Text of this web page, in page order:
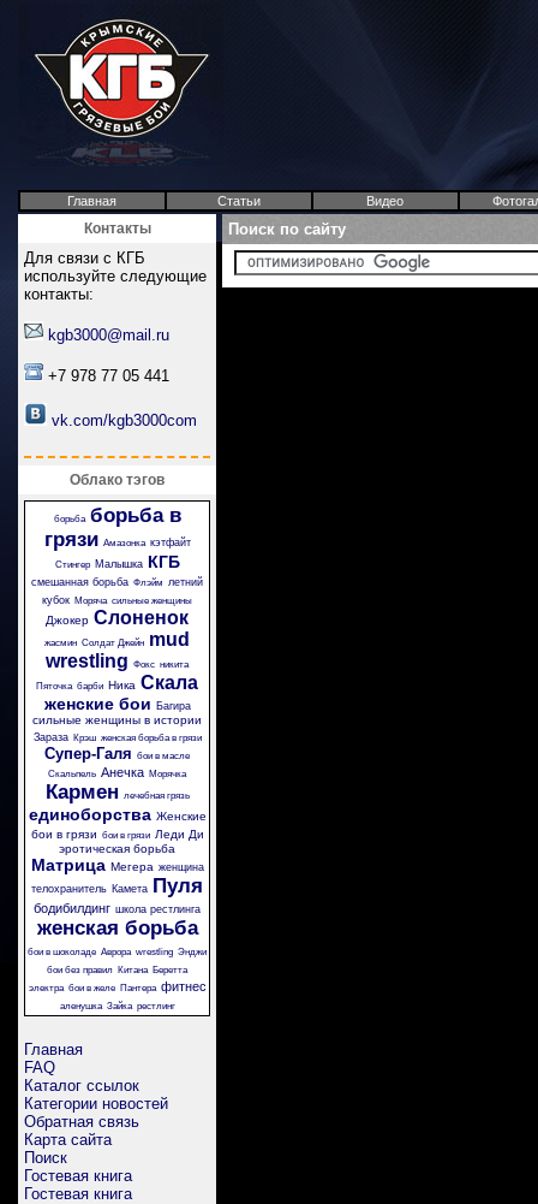
Главная Статьи Видео
Контакты
Для связи с КГБ
используйте следующие
контакты:
kgb3000@mail.ru
+7 978 77 05 441
vk.com/kgb3000com
Облако тэгов
борьба борьба в
грязи Амазонка кэтфайт
Стингер Малышка КГБ
смешанная борьба Флэйм летний
кубок Моряча сильные женщины
Джокер Слоненок
жасмин Солдат Джейн mud
wrestling Фокс никита
Пяточка барби Ника Скала
женские бои Багира
сильные женщины в истории
Зараза Крэш женская борьба в грязи
Супер-Галя бои в масле
Скальпель Анечка Морячка
Кармен лечебная грязь
единоборства Женские
бои в грязи бои в грязи
Леди Ди
эротическая борьба
Матрица Мегера женщина
телохранитель Камета Пуля
бодибилдинг школа рестлинга
женская борьба
бои в шоколаде Аврора wrestling Энджи
бои без правил Китана Беретта
электра бои в желе Пантера фитнес
аленушка Зайка рестлинг
Главная
FAQ
Каталог ссылок
Категории новостей
Обратная связь
Карта сайта
Поиск
Гостевая книга
Гостевая книга
Поиск по сайту